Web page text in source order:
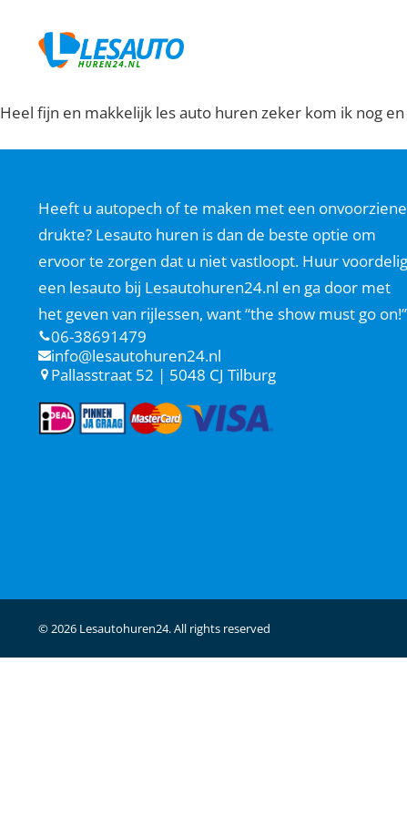
Heel fijn en makkelijk les auto huren zeker kom ik nog
Heeft u autopech of te maken met een onvoorziene
drukte? Lesauto huren is dan de beste optie om
ervoor te zorgen dat u niet vastloopt. Huur voordelig
een lesauto bij Lesautohuren24.nl en ga door met
het geven van rijlessen, want “the show must go on!”
06-38691479
info@lesautohuren24.nl
Pallasstraat 52 | 5048 CJ Tilburg
© 2026 Lesautohuren24. All rights reserved